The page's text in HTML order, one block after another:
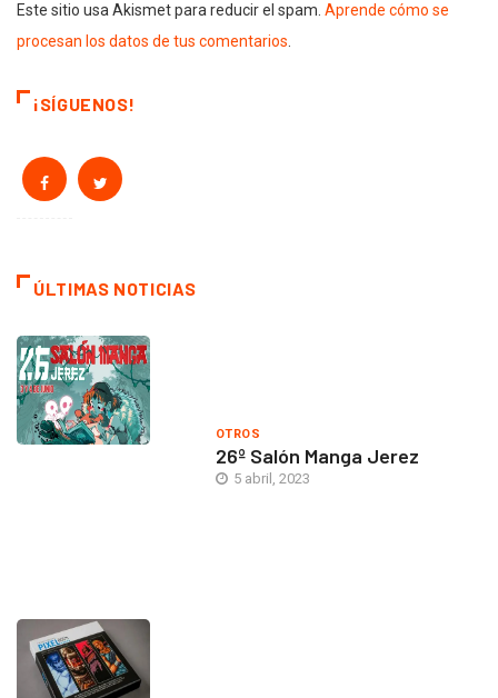
Este sitio usa Akismet para reducir el spam. Aprende cómo se
procesan los datos de tus comentarios
¡SÍGUENOS!
ÚLTIMAS NOTICIAS
OTROS
26º Salón Manga Jerez
5 abril, 2023